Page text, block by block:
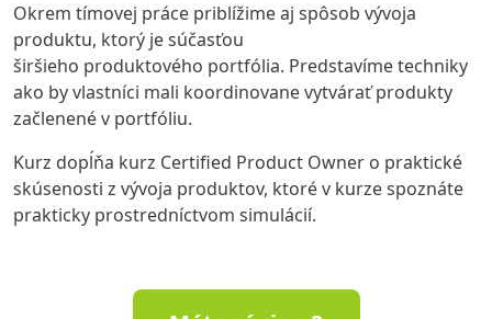
Okrem tímovej práce priblížime aj spôsob vývoja
produktu, ktorý je súčasťou
širšieho produktového portfólia. Predstavíme techniky
ako by vlastníci mali koordinovane vytvárať produkty
začlenené v portfóliu.
Kurz dopĺňa kurz Certified Product Owner o praktické
skúsenosti z vývoja produktov, ktoré v kurze spoznáte
prakticky prostredníctvom simulácií.